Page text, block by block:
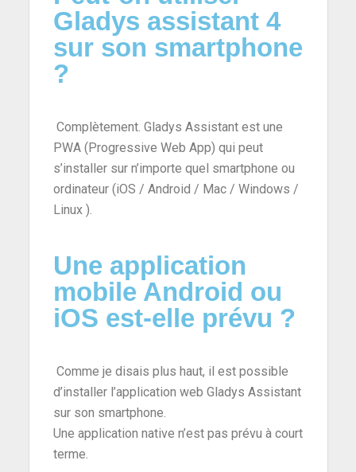
Gladys assistant 4
sur son smartphone
?
Complètement. Gladys Assistant est une
PWA (Progressive Web App) qui peut
s’installer sur n’importe quel smartphone ou
ordinateur (iOS / Android / Mac / Windows /
Linux ).
Une application
mobile Android ou
iOS est-elle prévu ?
Comme je disais plus haut, il est possible
d’installer l’application web Gladys Assistant
sur son smartphone.
Une application native n’est pas prévu à court
terme.